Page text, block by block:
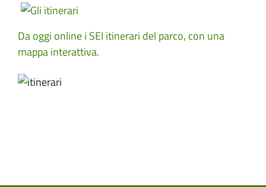
Da oggi online i SEI itinerari del parco, con una
mappa interattiva.
Image